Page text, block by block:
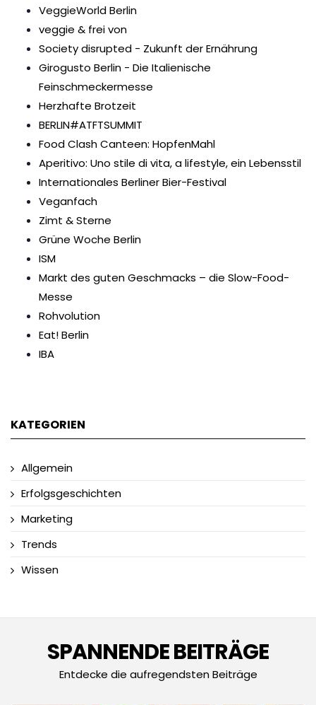
VeggieWorld Berlin
veggie & frei von
Society disrupted - Zukunft der Ernährung
Girogusto Berlin - Die Italienische
Feinschmeckermesse
Herzhafte Brotzeit
BERLIN#ATFTSUMMIT
Food Clash Canteen: HopfenMahl
Aperitivo: Uno stile di vita, a lifestyle, ein Lebensstil
Internationales Berliner Bier-Festival
Veganfach
Zimt & Sterne
Grüne Woche Berlin
ISM
Markt des guten Geschmacks – die Slow-Food-
Messe
Rohvolution
Eat! Berlin
IBA
KATEGORIEN
Allgemein
Erfolgsgeschichten
Marketing
Trends
Wissen
SPANNENDE BEITRÄGE
Entdecke die aufregendsten Beiträge